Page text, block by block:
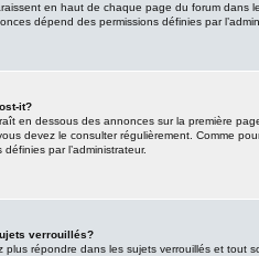
en haut de chaque page du forum dans
dépend des permissions définies par
it?
en dessous des annonces sur la première
devez le consulter régulièrement. Comme
définies par l’administrateur.
verrouillés?
plus répondre dans les sujets verrouillés et tout